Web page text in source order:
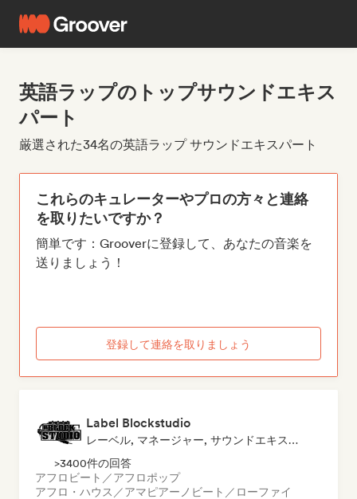
英語ラップのトップサウンドエキス
パート
厳選された34名の英語ラップ サウンドエキスパート
これらのキュレーターやプロの方々と連絡
を取りたいですか？
簡単です：Grooverに登録して、あなたの音楽を
送りましょう！
登録して連絡を取りましょう
Label Blockstudio
レーベル, マネージャー, サウンドエキスパート
>3400件の回答
アフロビート／アフロポップ
アフロ・ハウス／アマピアーノ ビート／ローファイ